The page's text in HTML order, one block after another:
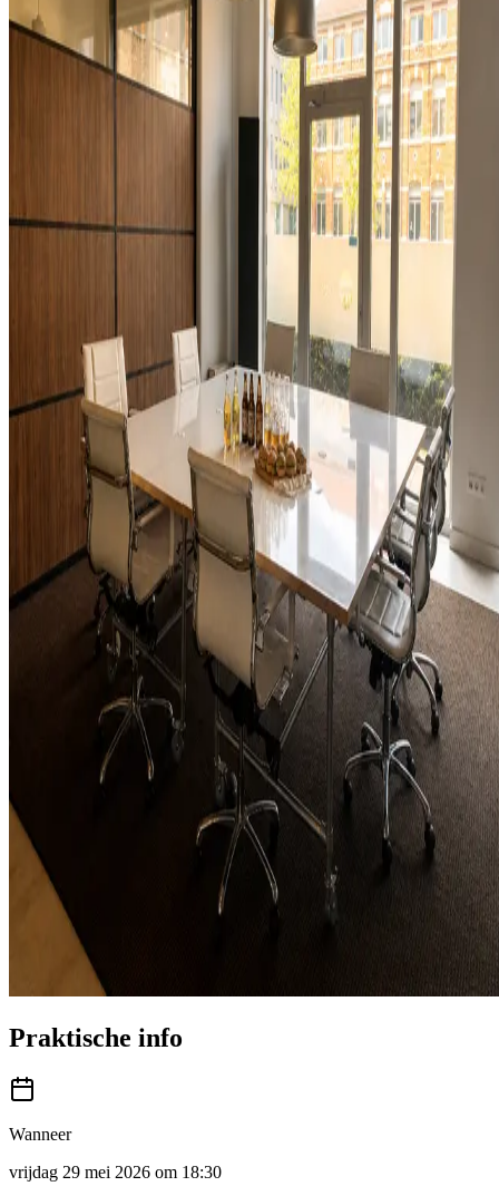
Praktische info
Wanneer
vrijdag 29 mei 2026 om 18:30